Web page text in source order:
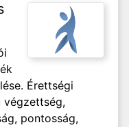
Érettségi
végzettség,
pontosság,